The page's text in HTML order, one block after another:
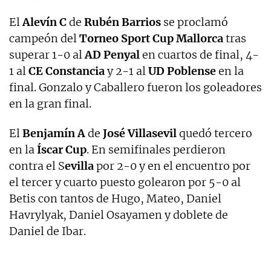
ElAlevín Cde Rubén Barrios se proclamó
campeón delTorneo Sport Cup Mallorcatras
superar 1-0 alAD Penyalen cuartos de final, 4-
1 alCE Constanciay 2-1 alUD Poblenseen la
final. Gonzalo y Caballero fueron los goleadores
en la gran final.
ElBenjamín Ade José Villasevilquedó tercero
en laÍscar Cup. En semifinales perdieron
contra el Sevillapor 2-0 y en el encuentro por
el tercer y cuarto puesto golearon por 5-0 al
Betis con tantos de Hugo, Mateo, Daniel
Havrylyak, Daniel Osayamen y doblete de
Daniel de Ibar.